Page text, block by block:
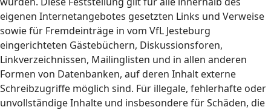
eigenen Internetangebotes gesetzten Links und Verweise
sowie für Fremdeinträge in vom VfL Jesteburg
eingerichteten Gästebüchern, Diskussionsforen,
Linkverzeichnissen, Mailinglisten und in allen anderen
Formen von Datenbanken, auf deren Inhalt externe
Schreibzugriffe möglich sind. Für illegale, fehlerhafte oder
unvollständige Inhalte und insbesondere für Schäden, die